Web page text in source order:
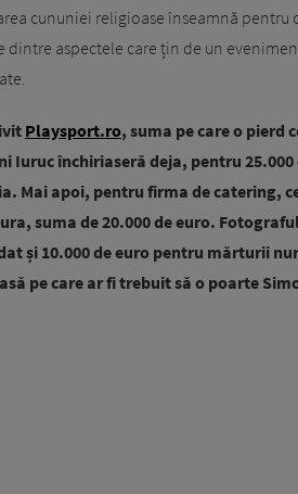
cununiei religioase înseamnă
dintre aspectele care țin de un
Playsport.ro, suma pe care o pierd
Iuruc închiriaseră deja, pentru
Mai apoi, pentru firma de catering,
suma de 20.000 de euro.
și 10.000 de euro pentru mărturii
pe care ar fi trebuit să o poarte